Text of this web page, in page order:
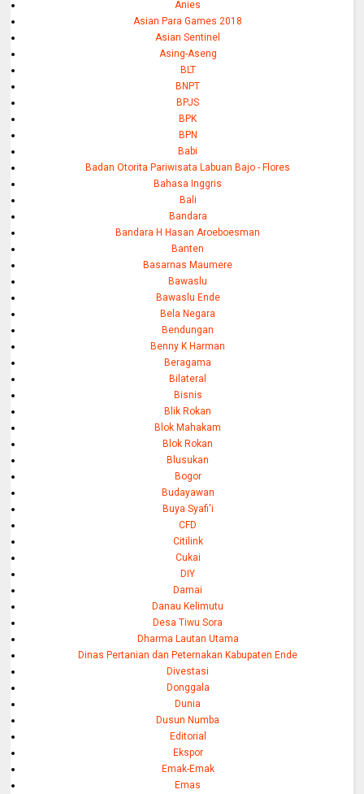
Anies
Asian Para Games 2018
Asian Sentinel
Asing-Aseng
BLT
BNPT
BPJS
BPK
BPN
Babi
Badan Otorita Pariwisata Labuan Bajo - Flores
Bahasa Inggris
Bali
Bandara
Bandara H Hasan Aroeboesman
Banten
Basarnas Maumere
Bawaslu
Bawaslu Ende
Bela Negara
Bendungan
Benny K Harman
Beragama
Bilateral
Bisnis
Blik Rokan
Blok Mahakam
Blok Rokan
Blusukan
Bogor
Budayawan
Buya Syafi'i
CFD
Citilink
Cukai
DIY
Damai
Danau Kelimutu
Desa Tiwu Sora
Dharma Lautan Utama
Dinas Pertanian dan Peternakan Kabupaten Ende
Divestasi
Donggala
Dunia
Dusun Numba
Editorial
Ekspor
Emak-Emak
Emas